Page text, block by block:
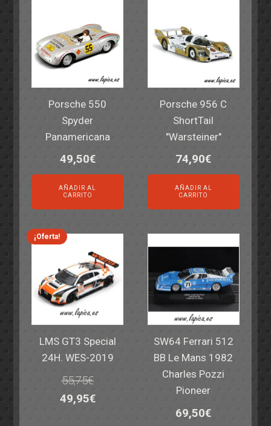
Porsche 550
Spyder
Panamericana
49,50€
AÑADIR AL
CARRITO
Porsche 956 C
ShortTail
"Warsteiner"
74,90€
AÑADIR AL
CARRITO
¡Oferta!
LMS GT3 Special
24H. WES-2019
55,75€
El
49,95€El
SW64 Ferrari 512
BB Le Mans 1982
Charles Pozzi
Pioneer
69,50€